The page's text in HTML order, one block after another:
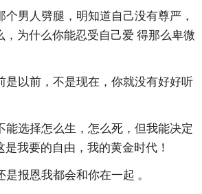
个男人劈腿，明知道自己没有尊严，
，为什么你能忍受自己爱 得那么卑微
是以前，不是现在，你就没有好好听
能选择怎么生，怎么死，但我能决定
我要的自由，我的黄金时代！
是报恩我都会和你在一起 。